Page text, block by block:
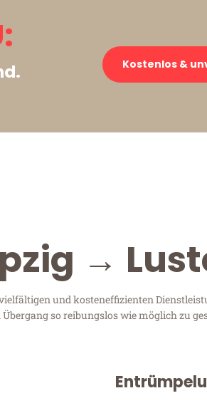
Kostenlos &
→
und kosteneffizienten
so reibungslos wie möglich zu